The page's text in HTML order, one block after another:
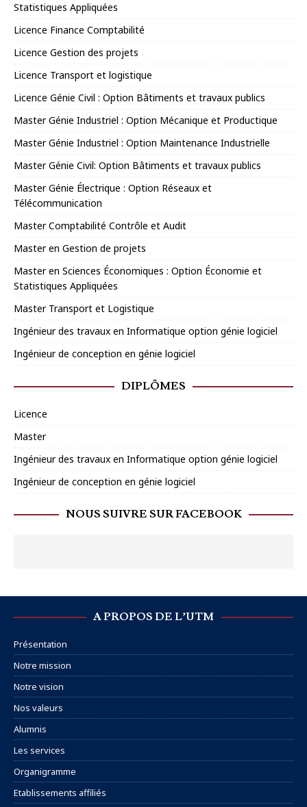
Statistiques Appliquées
Licence Finance Comptabilité
Licence Gestion des projets
Licence Transport et logistique
Licence Génie Civil : Option Bâtiments et travaux publics
Master Génie Industriel : Option Mécanique et Productique
Master Génie Industriel : Option Maintenance Industrielle
Master Génie Civil: Option Bâtiments et travaux publics
Master Génie Électrique : Option Réseaux et
Télécommunication
Master Comptabilité Contrôle et Audit
Master en Gestion de projets
Master en Sciences Économiques : Option Économie et
Statistiques Appliquées
Master Transport et Logistique
Ingénieur des travaux en Informatique option génie logiciel
Ingénieur de conception en génie logiciel
DIPLÔMES
Licence
Master
Ingénieur des travaux en Informatique option génie logiciel
Ingénieur de conception en génie logiciel
NOUS SUIVRE SUR FACEBOOK
A PROPOS DE L’UTM
Présentation
Notre mission
Notre vision
Nos valeurs
Alumnis
Les services
Organigramme
Etablissements affiliés